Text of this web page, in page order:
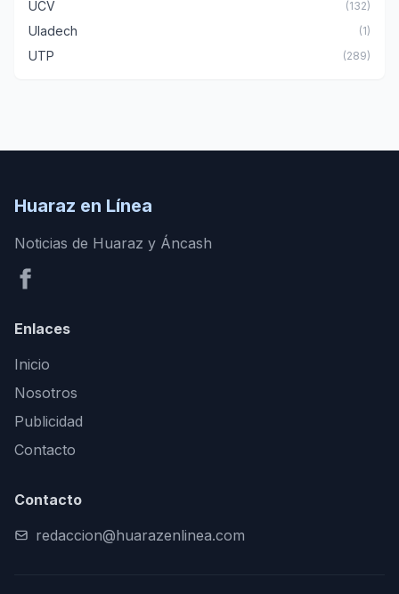
UCV (132)
Uladech (1)
UTP (289)
Huaraz en Línea
Noticias de Huaraz y Áncash
Enlaces
Inicio
Nosotros
Publicidad
Contacto
Contacto
redaccion@huarazenlinea.com